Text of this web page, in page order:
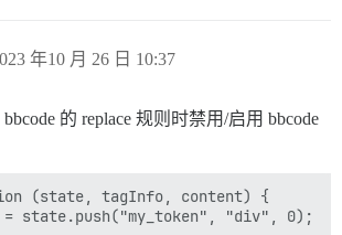
年10 月 26 日 10:37
的 replace 规则时禁用/启用 bbcode
(state, tagInfo, content) {
state.push("my_token", "div", 0);